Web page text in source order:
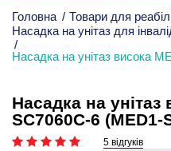
Головна / Товари для
Насадка на унітаз для
/
Насадка на унітаз висока
Насадка на унітаз
SC7060C-6 (MED1-
5 відгуків